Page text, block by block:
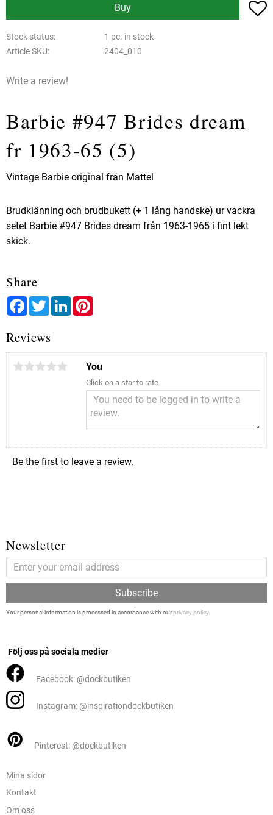
Buy
Stock status
1 pc. in stock
Article SKU
2404_010
Write a review!
Barbie #947 Brides dream
fr 1963-65 (5)
Vintage Barbie original från Mattel
Brudklänning och brudbukett (+ 1 lång handske) ur vackra
setet Barbie #947 Brides dream från 1963-1965 i fint lekt
skick.
Share
FacebookTwitterLinkedIn
Reviews
You
Click on a star to rate
Be the first to leave a review.
Newsletter
Subscribe
Your personal information is processed in accordance with ourprivacy policy.
Följ oss på sociala medier
Facebook: @dockbutiken
Instagram: @inspirationdockbutiken
Pinterest: @dockbutiken
Mina sidor
Kontakt
Om oss